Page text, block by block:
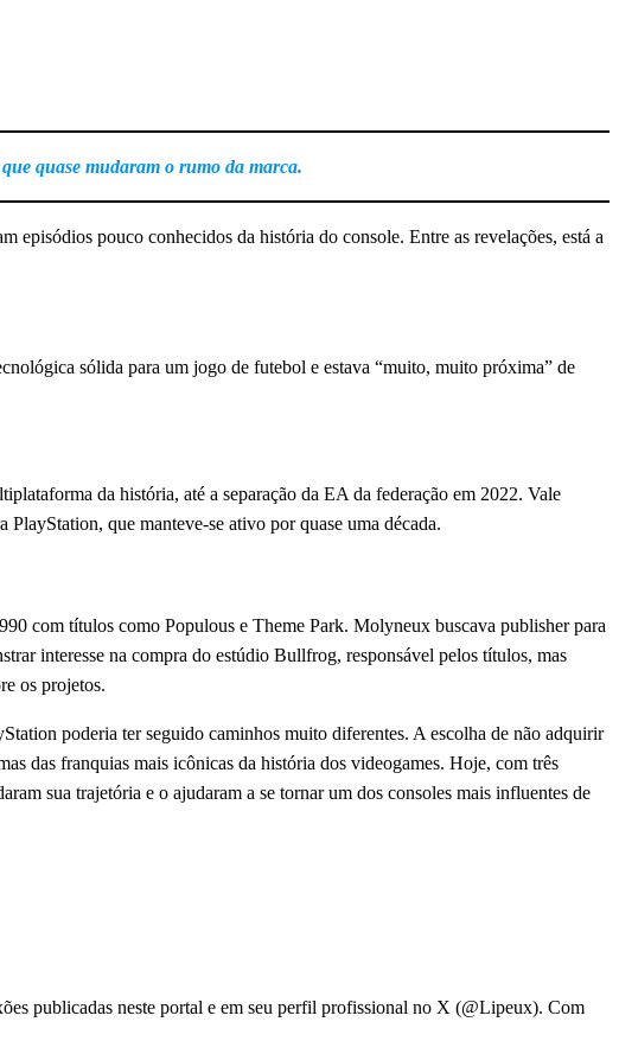
quase mudaram o rumo da marca.
pouco conhecidos da história do console. Entre as revelações, está a
sólida para um jogo de futebol e estava “muito, muito próxima” de
da história, até a separação da EA da federação em 2022. Vale
que manteve-se ativo por quase uma década.
com títulos como Populous e Theme Park. Molyneux buscava publisher para
interesse na compra do estúdio Bullfrog, responsável pelos títulos, mas
os projetos.
poderia ter seguido caminhos muito diferentes. A escolha de não adquirir
das franquias mais icônicas da história dos videogames. Hoje, com três
sua trajetória e o ajudaram a se tornar um dos consoles mais influentes de
publicadas neste portal e em seu perfil profissional no X (@Lipeux). Com